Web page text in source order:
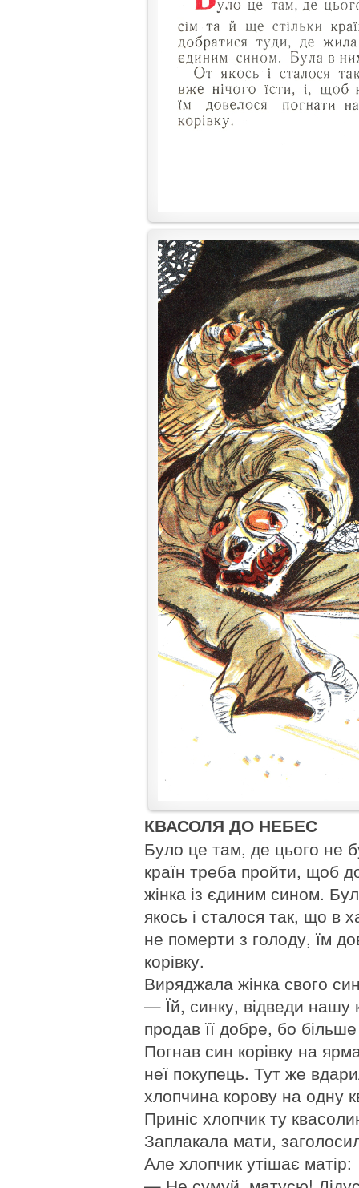
КВАСОЛЯ ДО НЕБЕС
Було це там, де цього не
країн треба пройти, щоб
жінка із єдиним сином.
якось і сталося так, що в
не померти з голоду, їм
корівку.
Виряджала жінка свого
— Їй, синку, відведи нашу
продав її добре, бо
Погнав син корівку на
неї покупець. Тут же
хлопчина корову на одну
Приніс хлопчик ту
Заплакала мати,
Але хлопчик утішає матір: